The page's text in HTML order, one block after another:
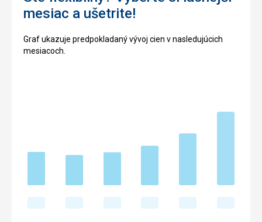
mesiac a ušetrite!
Graf ukazuje predpokladaný vývoj cien v nasledujúcich
mesiacoch.